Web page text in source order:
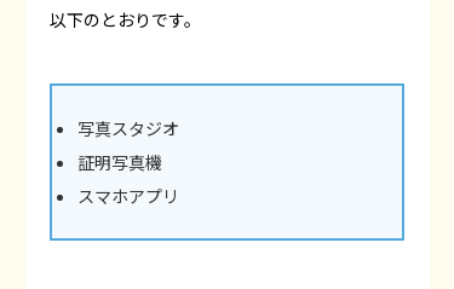
以下のとおりです。
写真スタジオ
証明写真機
スマホアプリ